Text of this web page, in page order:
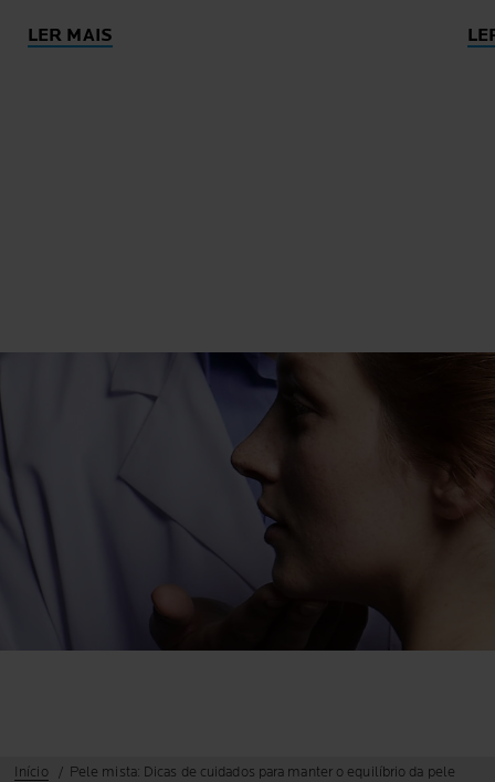
LER MAIS
Início Pele mista: Dicas de cuidados para manter o equilíbrio da pele